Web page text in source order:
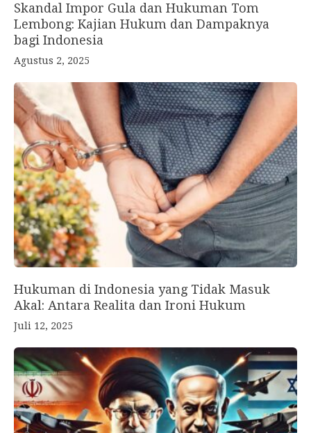
Skandal Impor Gula dan Hukuman Tom
Lembong: Kajian Hukum dan Dampaknya
bagi Indonesia
Agustus 2, 2025
Hukuman di Indonesia yang Tidak Masuk
Akal: Antara Realita dan Ironi Hukum
Juli 12, 2025